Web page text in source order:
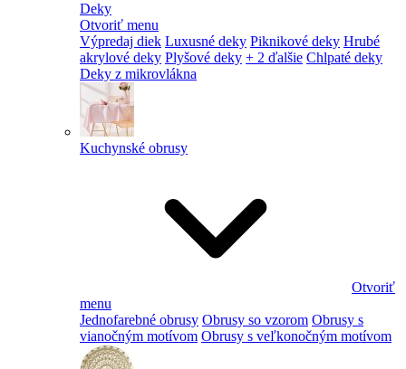
Deky
Otvoriť menu
Výpredaj diek Luxusné deky Piknikové deky Hrubé
akrylové deky Plyšové deky + 2 ďalšie Chlpaté deky
Deky z mikrovlákna
Kuchynské obrusy
Otvoriť
menu
Jednofarebné obrusy Obrusy so vzorom Obrusy s
vianočným motívom Obrusy s veľkonočným motívom